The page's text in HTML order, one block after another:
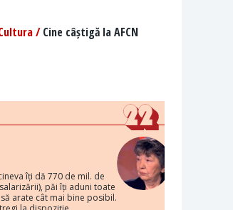
/Cine câștigă la AFCN
îți dă 770 de mil. de
păi îți aduni toate
arate cât mai bine posibil.